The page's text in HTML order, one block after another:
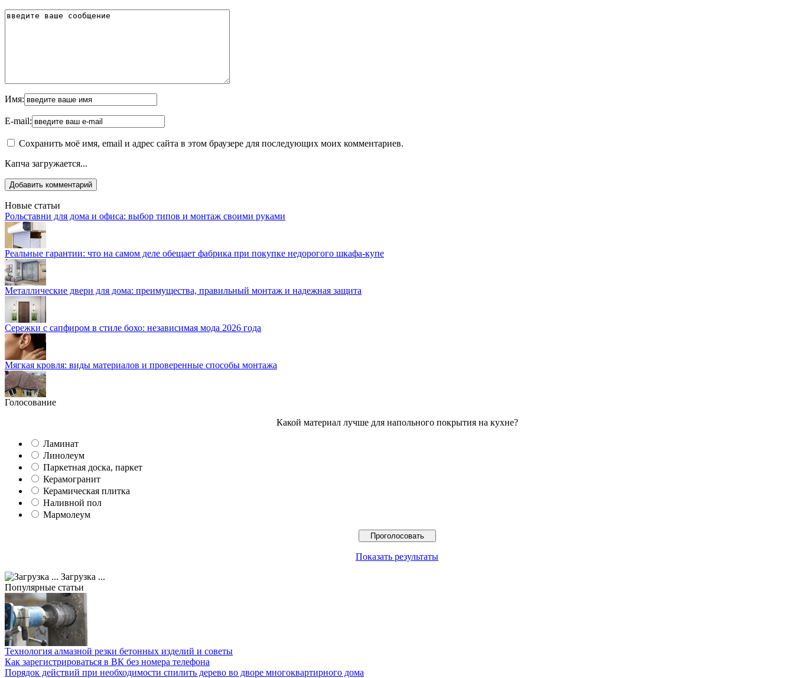
Имя:
E-mail:
Сохранить моё имя, email и адрес сайта в этом браузере для последующих моих комментариев.
Капча загружается...
Новые статьи
Рольставни для дома и офиса: выбор типов и монтаж своими руками
Реальные гарантии: что на самом деле обещает фабрика при покупке недорогого шкафа-купе
Металлические двери для дома: преимущества, правильный монтаж и надежная защита
Сережки с сапфиром в стиле бохо: независимая мода 2026 года
Мягкая кровля: виды материалов и проверенные способы монтажа
Голосование
Какой материал лучше для напольного покрытия на кухне?
Ламинат
Линолеум
Паркетная доска, паркет
Керамогранит
Керамическая плитка
Наливной пол
Мармолеум
Показать результаты
Загрузка ...
Популярные статьи
Технология алмазной резки бетонных изделий и советы
Как зарегистрироваться в ВК без номера телефона
Порядок действий при необходимости спилить дерево во дворе многоквартирного дома